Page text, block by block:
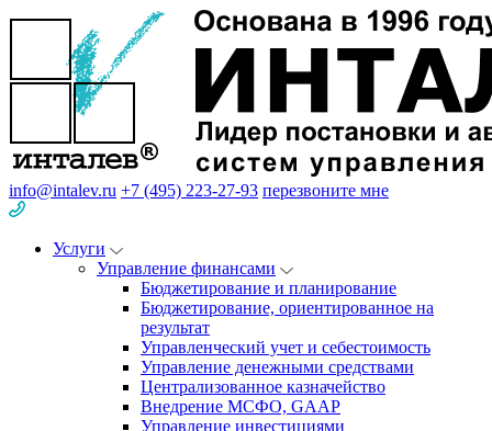
info@intalev.ru +7 (495) 223-27-93 перезвоните мне
Услуги
Управление финансами
Бюджетирование и планирование
Бюджетирование, ориентированное на
результат
Управленческий учет и себестоимость
Управление денежными средствами
Централизованное казначейство
Внедрение МСФО, GAAP
Управление инвестициями